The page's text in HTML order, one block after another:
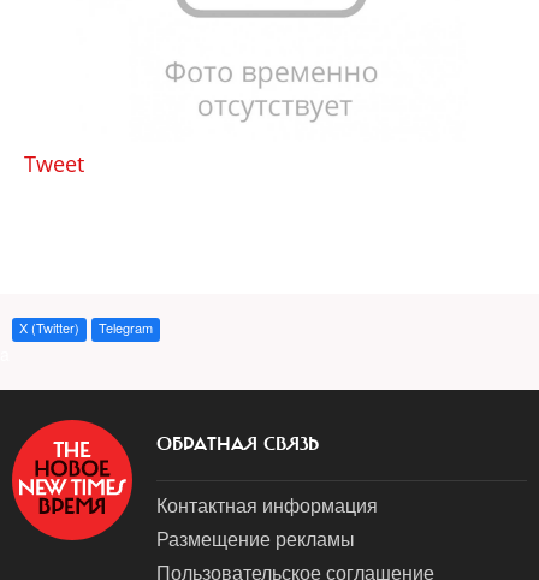
Tweet
X (Twitter) Telegram
ОБРАТНАЯ СВЯЗЬ
Контактная информация
Размещение рекламы
Пользовательское соглашение